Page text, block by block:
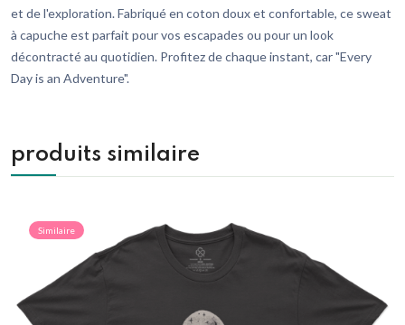
et de l'exploration. Fabriqué en coton doux et confortable, ce sweat
à capuche est parfait pour vos escapades ou pour un look
décontracté au quotidien. Profitez de chaque instant, car "Every
Day is an Adventure".
produits similaire
Similaire